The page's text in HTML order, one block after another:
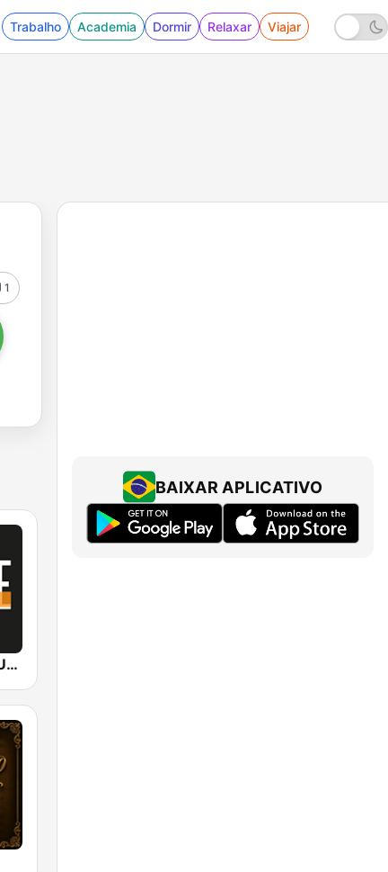
Trabalho Academia Dormir Relaxar Viajar
1
LA GRANDE MUSIQUE Baroque
BAIXAR APLICATIVO